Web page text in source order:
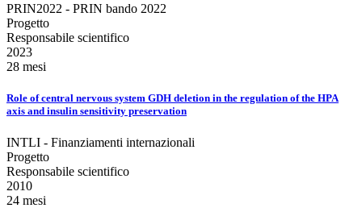
PRIN2022 - PRIN bando 2022
Progetto
Responsabile scientifico
2023
28 mesi
Role of central nervous system GDH deletion in the regulation of the HPA
axis and insulin sensitivity preservation
INTLI - Finanziamenti internazionali
Progetto
Responsabile scientifico
2010
24 mesi